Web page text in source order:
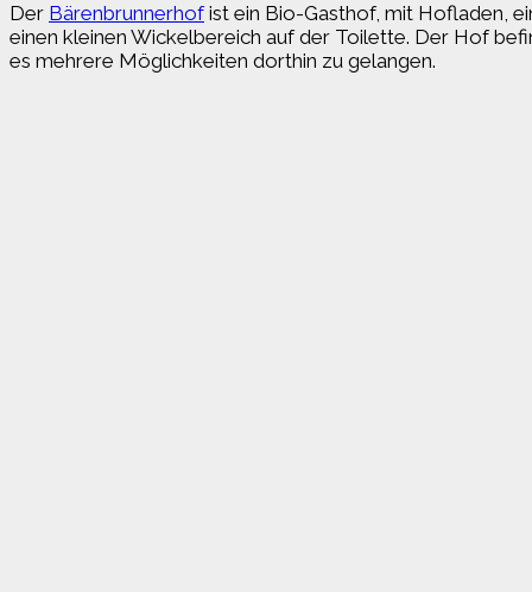
Der Bärenbrunnerhofist ein Bio-Gasthof, mit Hofladen,
einen kleinen Wickelbereich auf der Toilette. Der Hof
es mehrere Möglichkeiten dorthin zu gelangen.